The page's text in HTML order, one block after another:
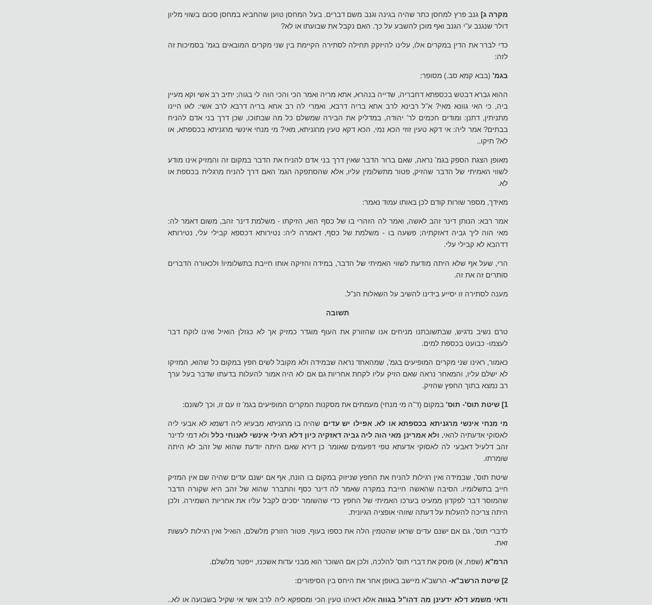
מקרה ג] גנב פרץ למחסן כתר שהיה בגינה וגנב משם דברים. בעל המחסן טוען שהחביא במחסן סכום בשווי מליון
דולר שנגנב ע"י הגנב ואף מוכן להשבע על כך. האם נקבל את שבועתו או לא?
כדי לברר את הדין במקרים אלו, עלינו להיזקק תחילה לסתירה הקיימת בין שני מקרים המובאים בגמ' בסמיכות זה
לזה:
בגמ' (בבא קמא סב.) מסופר:
ההוא גברא דבטש בכספתא דחבריה, שדייה בנהרא, אתא מריה ואמר הכי והכי הוה לי בגוה; יתיב רב אשי וקא מעיין
ביה, כי האי גוונא מאי? א"ל רבינא לרב אחא בריה דרבא, ואמרי לה רב אחא בריה דרבא לרב אשי: לאו היינו
מתניתין, דתנן: ומודים חכמים לר' יהודה, במדליק את הבירה שמשלם כל מה שבתוכו, שכן דרך בני אדם להניח
בבתים? אמר ליה: אי דקא טעין זוזי הכא נמי, הכא דקא טעין מרגניתא, מאי? מי מנחי אינשי מרגניתא בכספתא, או
לא? תיקו..
מאופן הצגת הספק בגמ' נראה, שאם ברור הדבר שאין דרך בני אדם להניח את הדבר במקום זה והמזיק אינו מודע
לשווי האמיתי של הדבר שהזיק, פטור מתשלומין עליו, אלא שהסתפקה הגמ' האם דרך להניח מרגלית בכספת או
לא.
מאידך, מספר שורות קודם לכן באותו עמוד נאמר:
אמר רבא: הנותן דינר זהב לאשה, ואמר לה הזהרי בו של כסף הוא, הזיקתו - משלמת דינר זהב, משום דאמר לה:
מאי הוה ליך גביה דאזקתיה; פשעה בו - משלמת של כסף, דאמרה ליה: נטירותא דכספא קבילי עלי, נטירותא
דדהבא לא קבילי עלי.
הרי, שעל אף שלא היתה מודעת לשווי האמיתי של הדבר, במידה והזיקה אותו חייבת בתשלומיו! ולכאורה הדברים
סותרים זה את זה.
מענה לסתירה זו יסייע בידינו להשיב על השאלות הנ"ל.
תשובה
טרם נשיב נדגיש, שבתשובתנו מניחים אנו שהזורק את העוף מוגדר כמזיק אך לא כגזלן הואיל ואינו לוקח דבר
לעצמו- כבועט בכספת למים.
כאמור, ראינו שני מקרים המופיעים בגמ', שמהאחד נראה שבמידה ולא מקובל לשים חפץ במקום כל שהוא, המזיקו
לא ישלם עליו, והמאחר נראה שאם הזיק עליו לקחת אחריות גם אם לא היה אמור להעלות בדעתו שדבר בעל ערך
רב נמצא בתוך החפץ שהזיק.
1] שיטת תוס'- תוס' במקום (ד"ה מי מנחי) מעמתים את מסקנות המקרים המופיעים בגמ' זו עם זו, וכך לשונם:
מי מנחי אינשי מרגניתא בכספתא או לא. אפילו יש עדים שהיה בו מרגניתא מבעיא ליה דשמא לא אבעי ליה
לאסוקי אדעתיה להאי. ולא אמרינן מאי הוה ליה גביה דאזקיה כיון דלא רגילי אינשי לאנוחי כללולא דמי לדינר
זהב דלעיל דאבעי לה לאסוקי אדעתא טפי דפעמים שאומר כן דירא שאם היתה יודעת שהוא של זהב לא היתה
שומרתו.
שיטת תוס', שבמידה ואין רגילות להניח את החפץ שניזוק במקום בו הונח, אף אם ישנם עדים שהיה שם אין המזיק
חייב בתשלומיו. הסיבה שהאשה חייבת במקרה שאמר לה דינר כסף והתברר שהוא של זהב היא שקורה הדבר
שהמוסר דבר לפקדון ממעיט בערכו האמיתי של החפץ כדי שהשומר יסכים לקבל עליו את אחריות השמירה. ולכן
היתה צריכה להעלות על דעתה שזוהי אופציה הגיונית.
לדברי תוס', גם אם ישנם עדים שראו שהטמין הלה את כספו בעוף, פטור הזורק מלשלם, הואיל ואין רגילות לעשות
זאת.
הרמ"א (שפח, א) פוסק את דברי תוס' להלכה, ולכן אם השוכר הוא מבני עדות אשכנז, ייפטר מלשלם.
2] שיטת הרשב"א- הרשב"א מיישב באופן אחר את היחס בין הסיפורים:
ודאי משמע דלא ידעינן מה דהו"ל בגווה אלא דאיהו טעין הכי ומספקא ליה לרב אשי אי שקיל בשבועה או לא..